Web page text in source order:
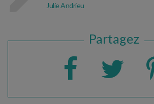
Julie Andrieu
Partagez